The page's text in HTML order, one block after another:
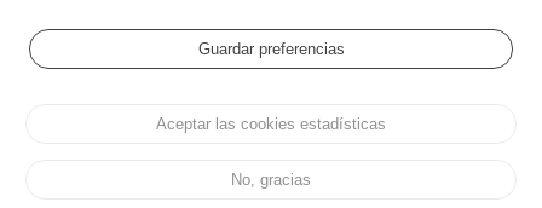
GLOSARIO
Cookie settings
Protección de datos y CookiesAdministrar las cookies
Guardar preferencias
Aceptar las cookies estadísticas
No, gracias